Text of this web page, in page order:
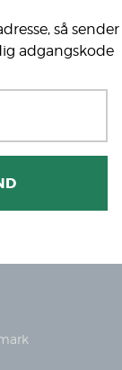
så sender
adgangskode